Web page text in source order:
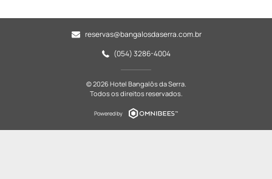
reservas@bangalosdaserra.com.br
(054) 3286-4004
© 2026 Hotel Bangalôs da Serra.
Todos os direitos reservados.
Powered by